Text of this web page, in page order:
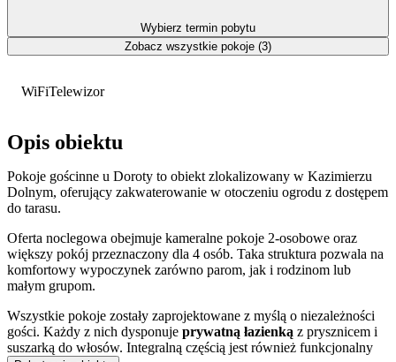
WiFiTelewizor
Opis obiektu
Pokoje gościnne u Doroty to obiekt zlokalizowany w Kazimierzu
Dolnym, oferujący zakwaterowanie w otoczeniu ogrodu z dostępem
do tarasu.
Oferta noclegowa obejmuje kameralne pokoje 2-osobowe oraz
większy pokój przeznaczony dla 4 osób. Taka struktura pozwala na
komfortowy wypoczynek zarówno parom, jak i rodzinom lub
małym grupom.
Wszystkie pokoje zostały zaprojektowane z myślą o niezależności
gości. Każdy z nich dysponuje prywatną łazienką z prysznicem i
suszarką do włosów. Integralną częścią jest również funkcjonalny
Wybierz termin pobytu
Zobacz wszystkie pokoje (3)